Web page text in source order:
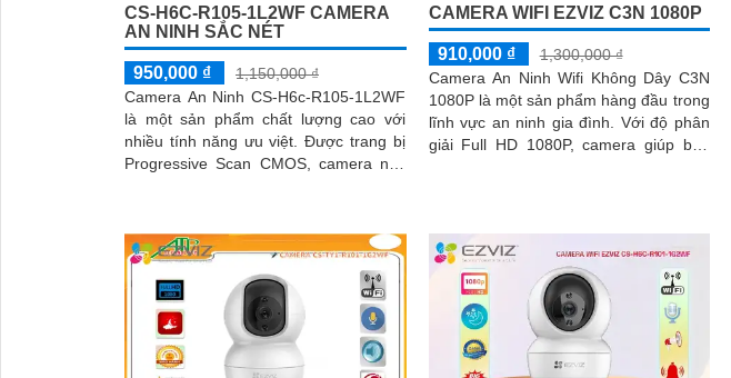
CS-H6C-R105-1L2WF CAMERA
AN NINH SẮC NÉT
950,000 ₫
1,150,000 ₫
Camera An Ninh CS-H6c-R105-1L2WF
là một sản phẩm chất lượng cao với
nhiều tính năng ưu việt. Được trang bị
Progressive Scan CMOS, camera này
CAMERA WIFI EZVIZ C3N 1080P
910,000 ₫
1,300,000 ₫
Camera An Ninh Wifi Không Dây C3N
1080P là một sản phẩm hàng đầu trong
lĩnh vực an ninh gia đình. Với độ phân
giải Full HD 1080P, camera giúp bạn